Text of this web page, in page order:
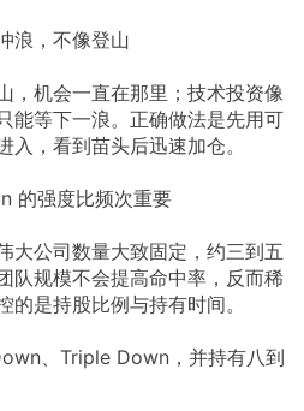
浪，不像登山
，机会一直在那里；技术投资像
能等下一浪。正确做法是先用可
入，看到苗头后迅速加仓。
的强度比频次重要
大公司数量大致固定，约三到五
队规模不会提高命中率，反而稀
的是持股比例与持有时间。
、Triple Down，并持有八到